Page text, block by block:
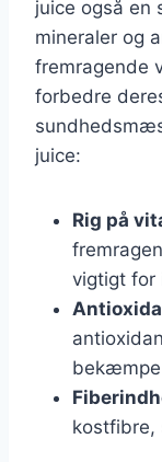
juice også en
mineraler og
fremragende
forbedre
juice:
Rig på
vigtigt for
bekæmpe
kostfibre,